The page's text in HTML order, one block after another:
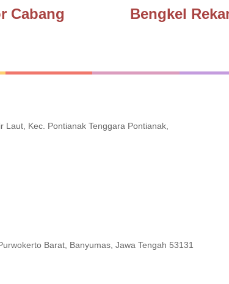
Cabang Bengkel
Kec. Pontianak Tenggara Pontianak,
Barat, Banyumas, Jawa Tengah 53131